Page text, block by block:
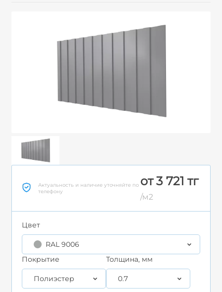
Актуальность и наличие уточняйте по
телефону
от 3 721 тг
/м2
Цвет
RAL 9006
Покрытие
Полиэстер
Толщина, мм
0.7